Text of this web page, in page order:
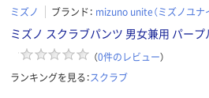
ミズノ ブランド： mizuno unite（ミズノユナ
ミズノ スクラブパンツ 男女兼用 パープ
（0件のレビュー）
ランキングを見る：スクラブ